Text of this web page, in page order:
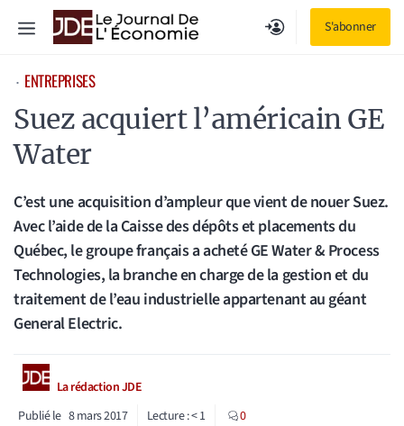
S'abonner
Menu
⋅ ENTREPRISES
Suez acquiert l’américain GE
Water
C’est une acquisition d’ampleur que vient de nouer Suez.
Avec l’aide de la Caisse des dépôts et placements du
Québec, le groupe français a acheté GE Water & Process
Technologies, la branche en charge de la gestion et du
traitement de l’eau industrielle appartenant au géant
General Electric.
La rédaction JDE
Publié le 8 mars 2017 Lecture :< 1 0